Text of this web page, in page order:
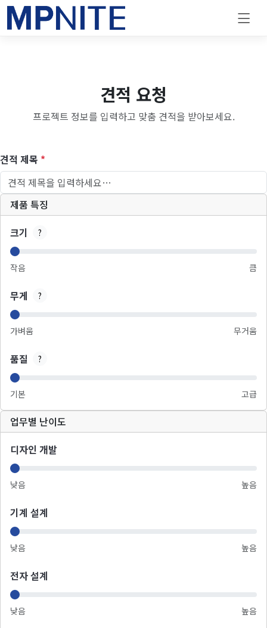
견적 요청
프로젝트 정보를 입력하고 맞춤 견적을 받아보세요.
견적 제목 *
제품 특징
크기
?
작음 큼
무게 ?
가벼움 무거움
품질 ?
기본 고급
업무별 난이도
디자인 개발
낮음 높음
기계 설계
낮음 높음
전자 설계
낮음 높음